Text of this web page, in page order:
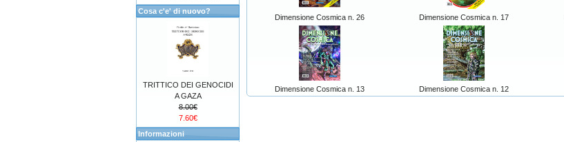
Dimensione Cosmica n. 26 Dimensione Cosmica n. 17
Dimensione Cosmica n. 13 Dimensione Cosmica n. 12
Cosa c'e' di nuovo?
TRITTICO DEI GENOCIDI
A GAZA
8.00€
7.60€
Informazioni